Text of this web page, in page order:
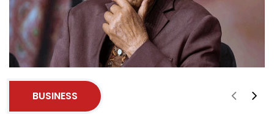
BUSINESS